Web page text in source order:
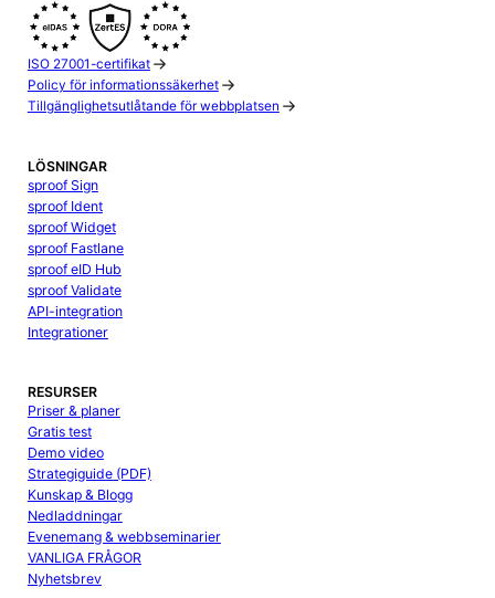
ISO 27001-certifikat
Policy för informationssäkerhet
Tillgänglighetsutlåtande för webbplatsen
LÖSNINGAR
sproof Sign
sproof Ident
sproof Widget
sproof Fastlane
sproof eID Hub
sproof Validate
API-integration
Integrationer
RESURSER
Priser & planer
Gratis test
Demo video
Strategiguide (PDF)
Kunskap & Blogg
Nedladdningar
Evenemang & webbseminarier
VANLIGA FRÅGOR
Nyhetsbrev